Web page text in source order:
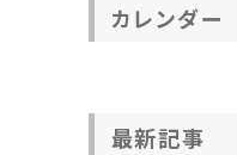
カレンダー
最新記事